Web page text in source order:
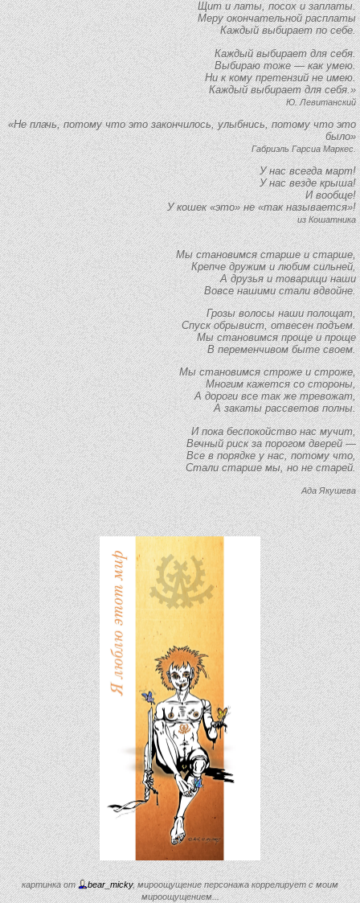
Щит и латы, посох и заплаты.
Меру окончательной расплаты
Каждый выбирает по себе.
Каждый выбирает для себя.
Выбираю тоже — как умею.
Ни к кому претензий не имею.
Каждый выбирает для себя.»
Ю. Левитанский
«Не плачь, потому что это закончилось, улыбнись, потому что это
было»
Габриэль Гарсиа Маркес.
У нас всегда март!
У нас везде крыша!
И вообще!
У кошек «это» не «так называется»!
из Кошатника
Мы становимся старше и старше,
Крепче дружим и любим сильней,
А друзья и товарищи наши
Вовсе нашими стали вдвойне.
Грозы волосы наши полощат,
Спуск обрывист, отвесен подъем.
Мы становимся проще и проще
В переменчивом быте своем.
Мы становимся строже и строже,
Многим кажется со стороны,
А дороги все так же тревожат,
А закаты рассветов полны.
И пока беспокойство нас мучит,
Вечный риск за порогом дверей —
Все в порядке у нас, потому что,
Стали старше мы, но не старей.
Ада Якушева
картинка от bear_micky, мироощущение персонажа коррелирует с моим
мироощущением...